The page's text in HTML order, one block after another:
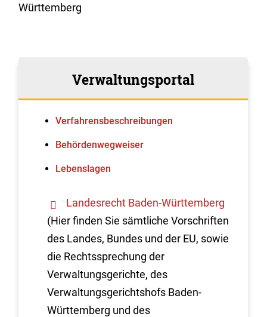
Württemberg
Verwaltungsportal
Verfahrens­beschreibungen
Behördenwegweiser
Lebenslagen
Landesrecht Baden-Württemberg
(Hier finden Sie sämtliche Vorschriften
des Landes, Bundes und der EU, sowie
die Rechtssprechung der
Verwaltungsgerichte, des
Verwaltungsgerichtshofs Baden-
Württemberg und des